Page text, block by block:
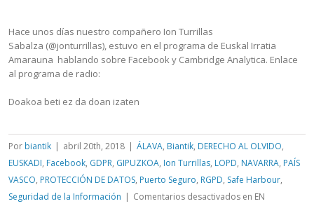
Hace unos días nuestro compañero Ion Turrillas
Sabalza (@jonturrillas), estuvo en el programa de Euskal Irratia
Amarauna hablando sobre Facebook y Cambridge Analytica. Enlace
al programa de radio:
Doakoa beti ez da doan izaten
Por biantik | abril 20th, 2018 | ÁLAVA, Biantik, DERECHO AL OLVIDO,
EUSKADI, Facebook, GDPR, GIPUZKOA, Ion Turrillas, LOPD, NAVARRA, PAÍS
VASCO, PROTECCIÓN DE DATOS, Puerto Seguro, RGPD, Safe Harbour,
Seguridad de la Información | Comentarios desactivados en EN